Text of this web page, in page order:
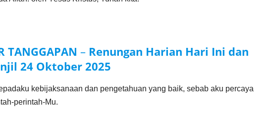
TANGGAPAN – Renungan Harian Hari Ini dan
24 Oktober2025
kebijaksanaan dan pengetahuan yang baik, sebab aku percaya
perintah-Mu.